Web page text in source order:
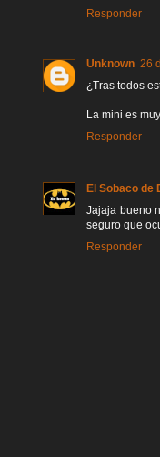
Responder
Unknown 26
¿Tras todos
La mini es
Responder
El Sobaco de
Jajaja bueno
seguro que
Responder